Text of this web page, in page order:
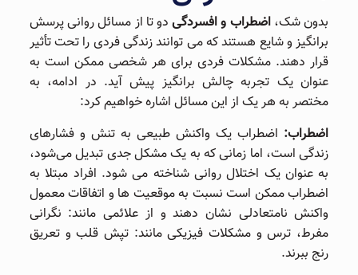
بدون شک،اضطراب و افسردگیدو تا از مسائل روانی پرسش
‌برانگیز و شایع هستند که می ‌توانند زندگی فردی را تحت تأثیر
قرار دهند. مشکلات فردی برای هر شخصی ممکن است به
عنوان یک تجربه چالش ‌برانگیز پیش آید. در ادامه، به
مختصر به هر یک از این مسائل اشاره خواهیم کرد:
اضطراب: اضطراب یک واکنش طبیعی به تنش و فشارهای
زندگی است، اما زمانی که به یک مشکل جدی تبدیل می‌شود،
به عنوان یک اختلال روانی شناخته می ‌شود. افراد مبتلا به
اضطراب ممکن است نسبت به موقعیت ‌ها و اتفاقات معمول
واکنش نامتعادلی نشان دهند و از علائمی مانند: نگرانی
مفرط، ترس و مشکلات فیزیکی مانند: تپش قلب و تعریق
رنج ببرند.